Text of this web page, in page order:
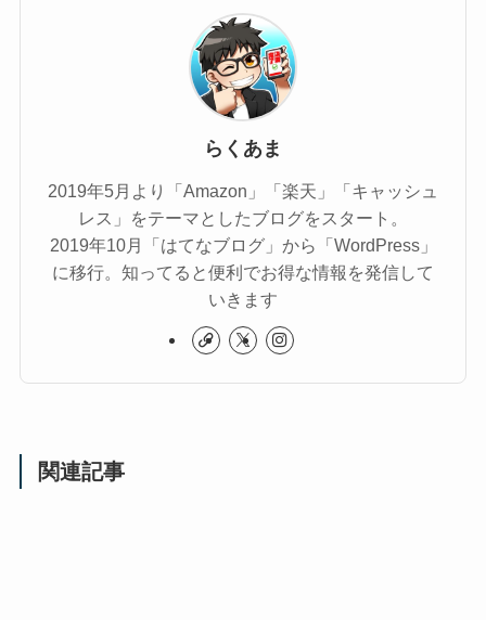
らくあま
2019年5月より「Amazon」「楽天」「キャッシュ
レス」をテーマとしたブログをスタート。
2019年10月「はてなブログ」から「WordPress」
に移行。知ってると便利でお得な情報を発信して
いきます
関連記事